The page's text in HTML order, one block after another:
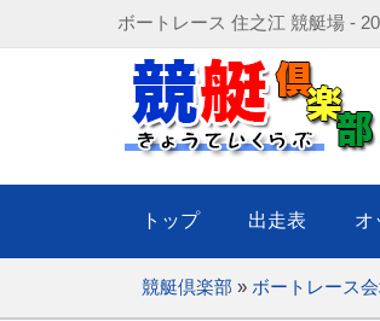
ボートレース 住之江 競艇場 -
トップ 出走表 オ
競艇倶楽部 » ボートレース